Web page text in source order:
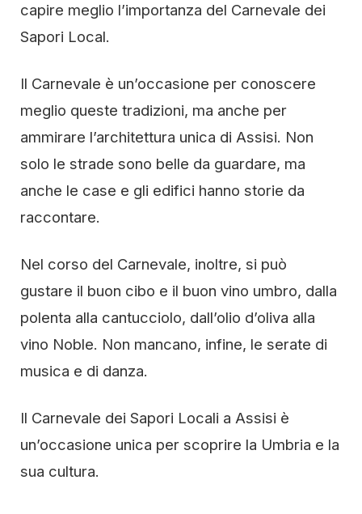
capire meglio l’importanza del Carnevale dei
Sapori Local.
Il Carnevale è un’occasione per conoscere
meglio queste tradizioni, ma anche per
ammirare l’architettura unica di Assisi. Non
solo le strade sono belle da guardare, ma
anche le case e gli edifici hanno storie da
raccontare.
Nel corso del Carnevale, inoltre, si può
gustare il buon cibo e il buon vino umbro, dalla
polenta alla cantucciolo, dall’olio d’oliva alla
vino Noble. Non mancano, infine, le serate di
musica e di danza.
Il Carnevale dei Sapori Locali a Assisi è
un’occasione unica per scoprire la Umbria e la
sua cultura.